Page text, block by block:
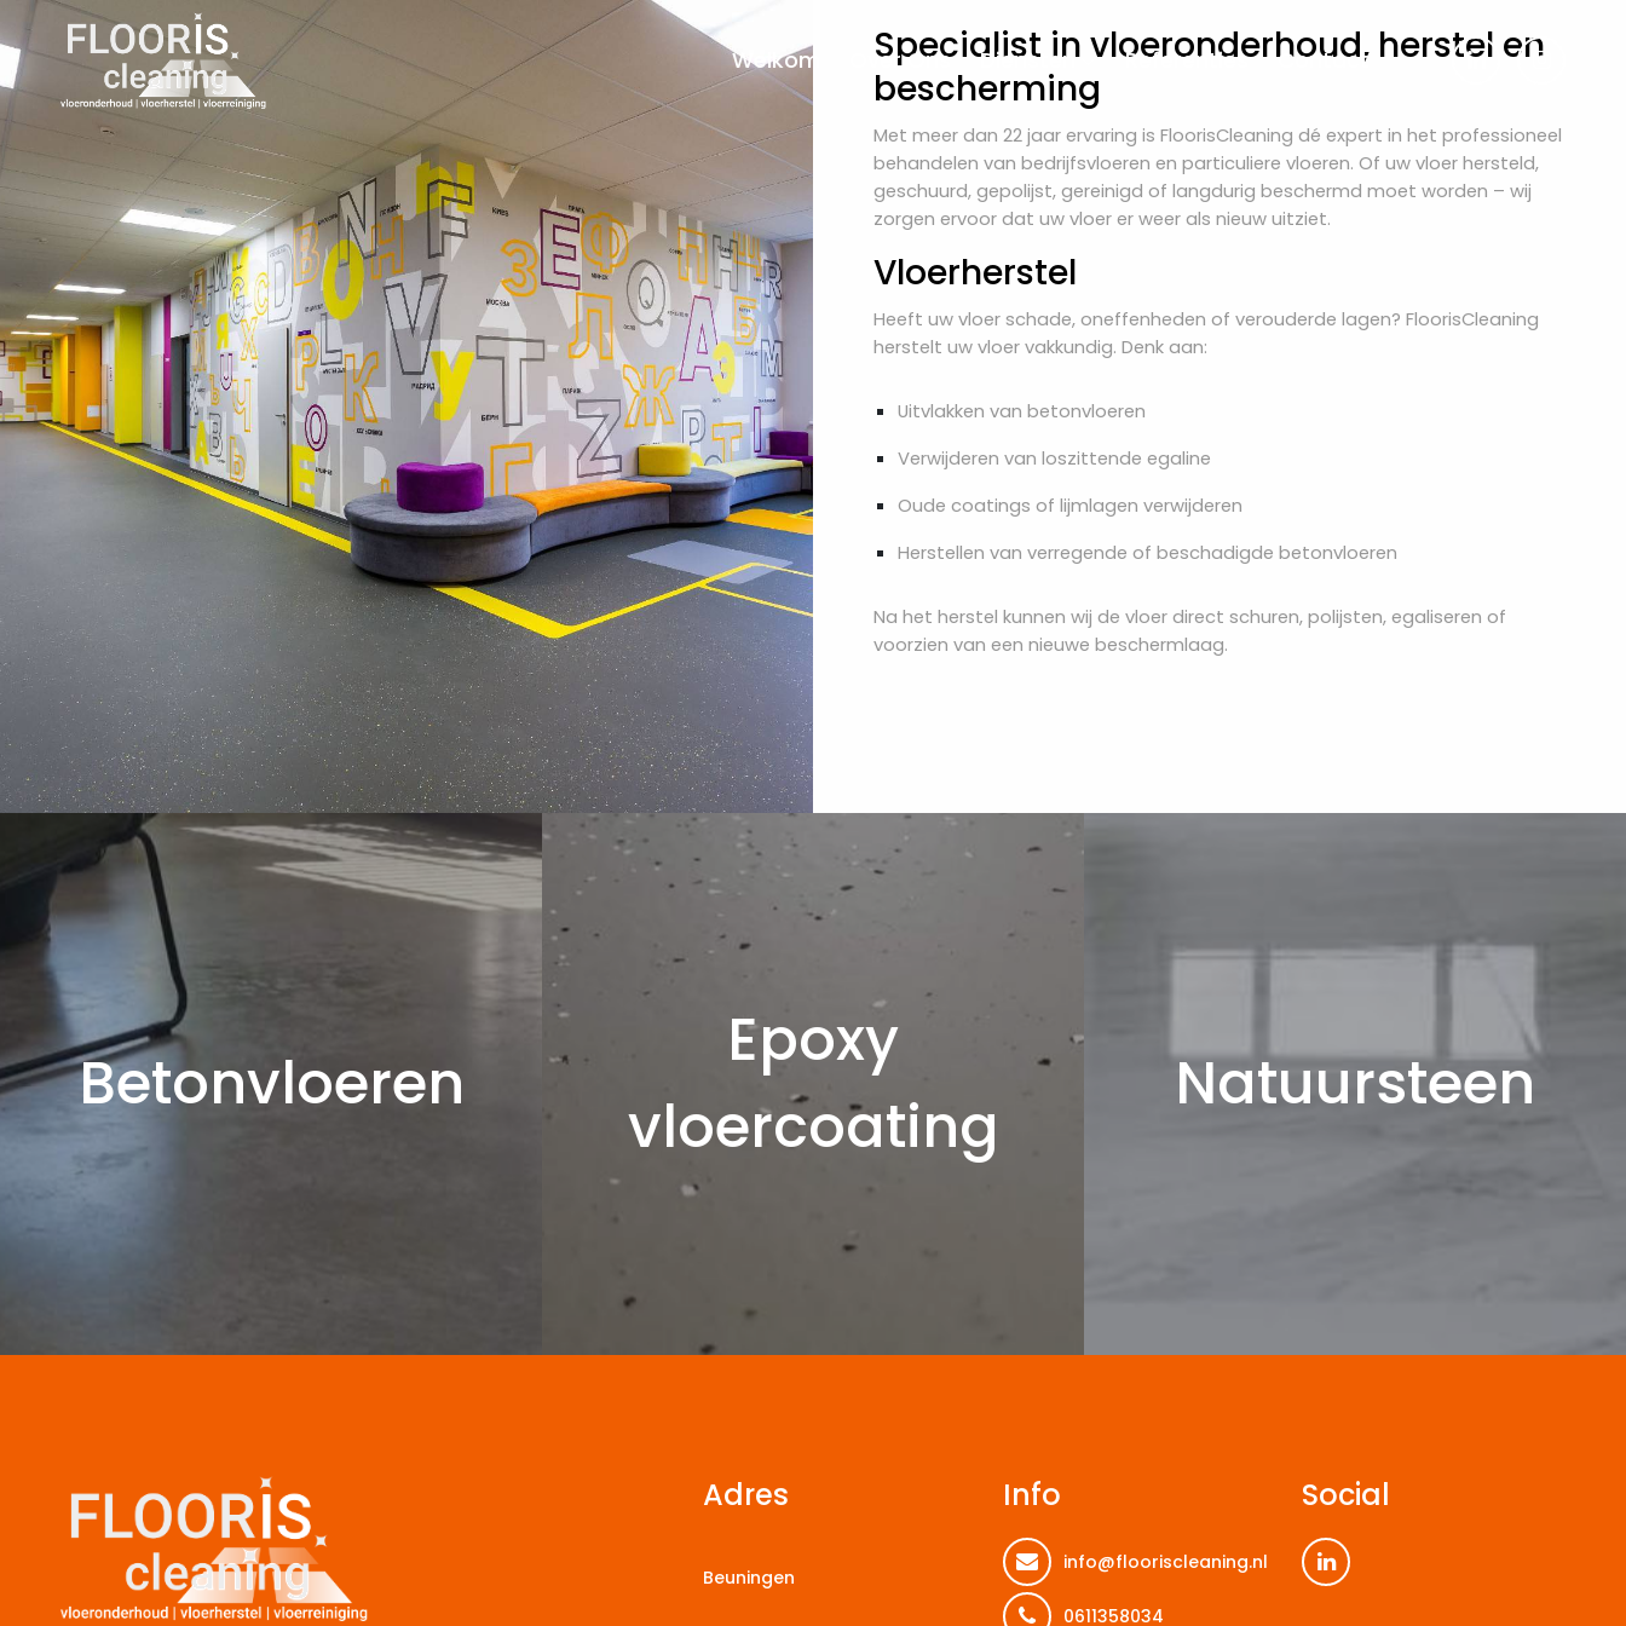
Welkom Over Ons Diensten Referenties Contact
Specialist in vloeronderhoud, herstel en
bescherming
Met meer dan 22 jaar ervaring is FloorisCleaning dé expert in het professioneel
behandelen van bedrijfsvloeren en particuliere vloeren. Of uw vloer hersteld,
geschuurd, gepolijst, gereinigd of langdurig beschermd moet worden – wij
zorgen ervoor dat uw vloer er weer als nieuw uitziet.
Vloerherstel
Heeft uw vloer schade, oneffenheden of verouderde lagen? FloorisCleaning
herstelt uw vloer vakkundig. Denk aan:
Uitvlakken van betonvloeren
Verwijderen van loszittende egaline
Oude coatings of lijmlagen verwijderen
Herstellen van verregende of beschadigde betonvloeren
Na het herstel kunnen wij de vloer direct schuren, polijsten, egaliseren of
voorzien van een nieuwe beschermlaag.
Betonvloeren
Epoxy
vloercoating
Natuursteen
Adres
Beuningen
Info
info@flooriscleaning.nl
0611358034
Social